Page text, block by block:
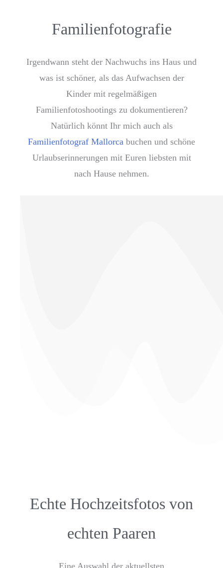
Familienfotografie
Irgendwann steht der Nachwuchs ins Haus und
was ist schöner, als das Aufwachsen der
Kinder mit regelmäßigen
Familienfotoshootings zu dokumentieren?
Natürlich könnt Ihr mich auch als
Familienfotograf Mallorca buchen und schöne
Urlaubserinnerungen mit Euren liebsten mit
nach Hause nehmen.
Echte Hochzeitsfotos von
echten Paaren